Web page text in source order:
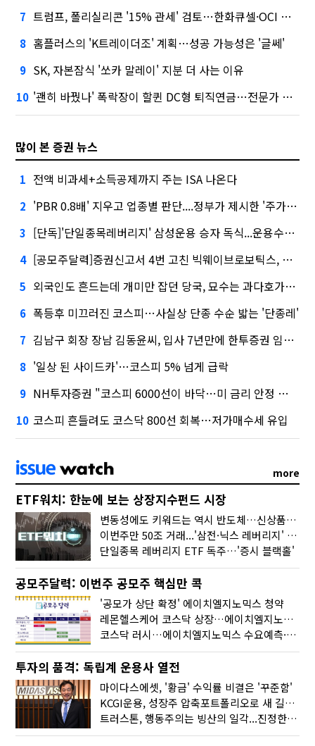
7 트럼프, 폴리실리콘 '15% 관세' 검토…한화큐셀·OCI 영향은?
8 홈플러스의 'K트레이더조' 계획…성공 가능성은 '글쎄'
9 SK, 자본잠식 '쏘카 말레이' 지분 더 사는 이유
10 '괜히 바꿨나' 폭락장이 할퀸 DC형 퇴직연금…전문가 조언은
많이 본 증권 뉴스
1 전액 비과세+소득공제까지 주는 ISA 나온다
2 'PBR 0.8배' 지우고 업종별 판단....정부가 제시한 '주가 누르기' 방지법
3 [단독]'단일종목레버리지' 삼성운용 승자 독식...운용수익 미래에셋의 6배
4 [공모주달력]증권신고서 4번 고친 빅웨이브로보틱스, 수요예측
5 외국인도 흔드는데 개미만 잡던 당국, 묘수는 과다호가부담금?
6 폭등후 미끄러진 코스피…사실상 단종 수순 밟는 '단종레'
7 김남구 회장 장남 김동윤씨, 입사 7년만에 한투증권 임원 승진
8 '일상 된 사이드카'…코스피 5% 넘게 급락
9 NH투자증권 "코스피 6000선이 바닥…미 금리 안정 후 추가 회복"
10 코스피 흔들려도 코스닥 800선 회복…저가매수세 유입
more
ETF워치: 한눈에 보는 상장지수펀드 시장
변동성에도 키워드는 역시 반도체…신상품은 우주·방산
이번주만 50조 거래...'삼전·닉스 레버리지' 수익률은 -30%
단일종목 레버리지 ETF 독주…'증시 블랙홀'
공모주달력: 이번주 공모주 핵심만 콕
'공모가 상단 확정' 에이치엘지노믹스 청약
레몬헬스케어 코스닥 상장…에이치엘지노믹스 수요예측
코스닥 러시…에이치엘지노믹스 수요예측·레메디 청약
투자의 품격: 독립계 운용사 열전
마이다스에셋, '황금' 수익률 비결은 '꾸준함'
KCGI운용, 성장주 압축포트폴리오로 새 길을 그리다
트러스톤, 행동주의는 빙산의 일각...진정한 힘은 '주식형 강자'